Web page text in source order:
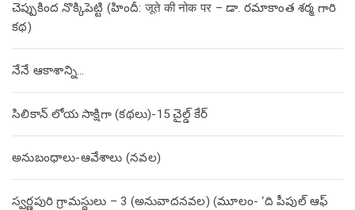
చెప్పుకింద నొక్కిపెట్టి (హిందీ: जूते की नोक पर – డా. రమాకాంత శర్మ గారి
కథ)
నేనే ఆకాశాన్ని…
సిలికాన్ లోయ సాక్షిగా (కథలు)-15 చైల్డ్ కేర్
అనుబంధాలు-ఆవేశాలు (నవల)
స్వర్ణపురి గ్రామస్థులు – 3 (అనువాదనవల) (మూలం- ‘ది పీపుల్ ఆఫ్